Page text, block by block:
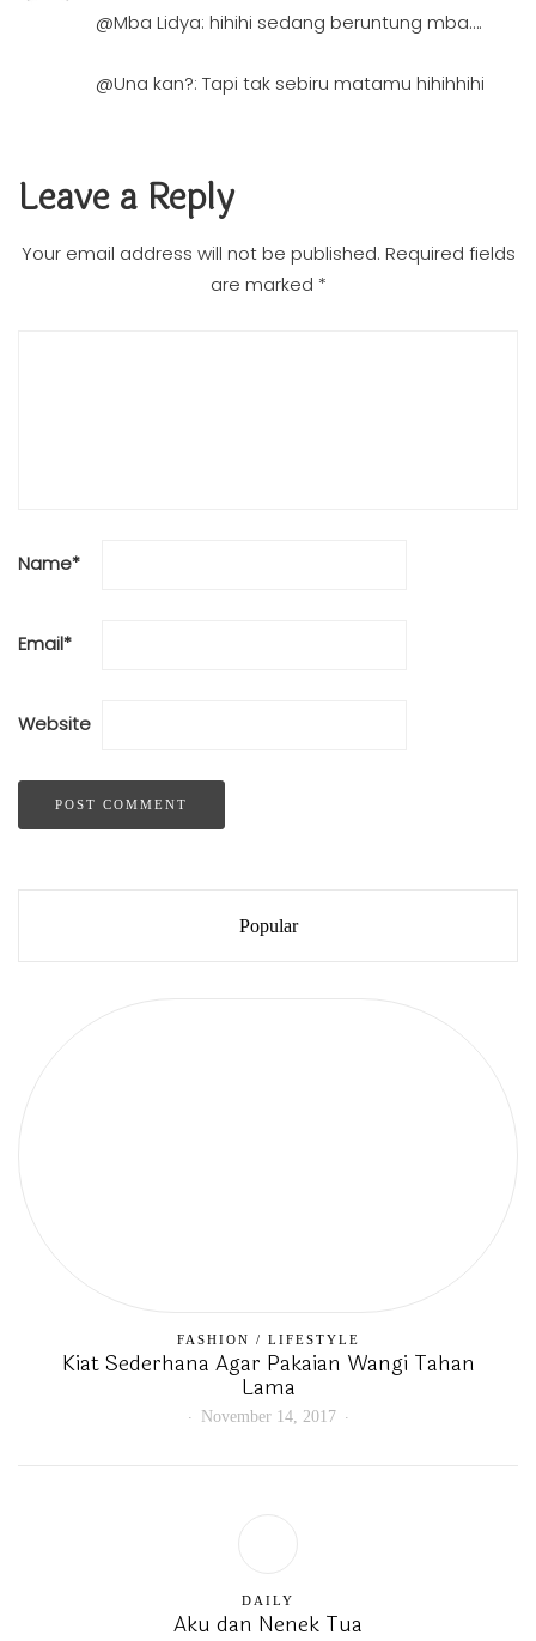
@Mba Lidya: hihihi sedang beruntung mba….
@Una kan?: Tapi tak sebiru matamu hihihhihi
Leave a Reply
Your email address will not be published. Required fields
are marked *
Name*
Email*
Website
Popular
FASHION / LIFESTYLE
Kiat Sederhana Agar Pakaian Wangi Tahan
Lama
November 14, 2017
DAILY
Aku dan Nenek Tua